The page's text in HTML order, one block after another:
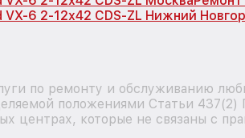
VX-6 2-12x42 CDS-ZL Нижний
по ремонту и обслуживанию
положениями Статьи 437(2)
центрах, которые не связаны с